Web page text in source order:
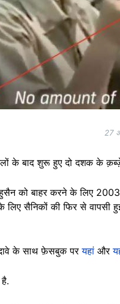
27
के बाद शुरू हुए दो दशक के
हुसैन को बाहर करने के लिए
सैनिकों की फिर से वापसी
दावे के साथ फ़ेसबुक परयहां और